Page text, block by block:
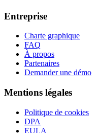
Entreprise
Charte graphique
FAQ
À propos
Partenaires
Demander une démo
Mentions légales
Politique de cookies
DPA
EULA